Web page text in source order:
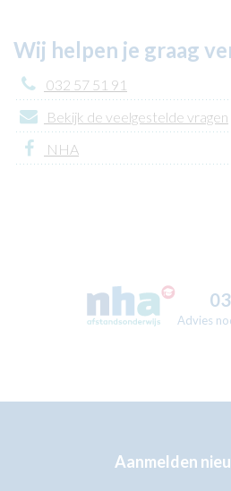
Wij helpen je graag
032 57 51 91
Bekijk de veelgestelde vragen
NHA
Advies
Aanmelden